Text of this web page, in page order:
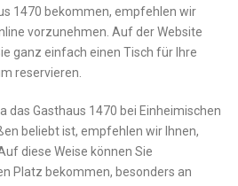
1470 bekommen,⁤ empfehlen wir
vorzunehmen. Auf der Website
ganz einfach einen Tisch​ für Ihre
reservieren.
das Gasthaus ​1470 bei Einheimischen
beliebt​ ist, empfehlen ‍wir Ihnen,
diese Weise können Sie⁢
Platz bekommen, besonders an